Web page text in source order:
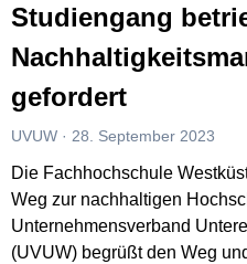
Studiengang
gefordert
UVUW 28. September 2023
Die Fachhochschule
Weg zur nachhaltigen
Unternehmensverband
(UVUW) begrüßt den Weg